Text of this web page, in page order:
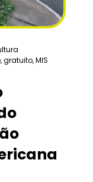
,gratuito,MIS